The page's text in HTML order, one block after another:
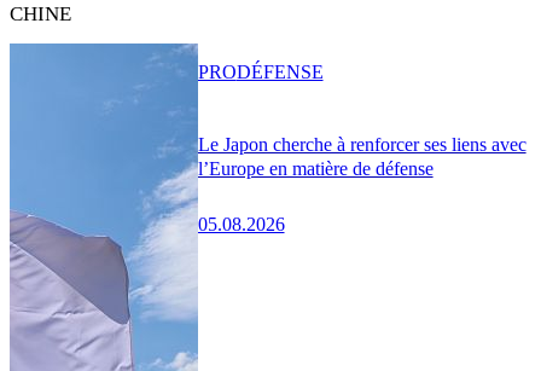
CHINE
Le Japon cherche à renforcer ses liens avec
l’Europe en matière de défense
05.08.2026
PRODÉFENSE